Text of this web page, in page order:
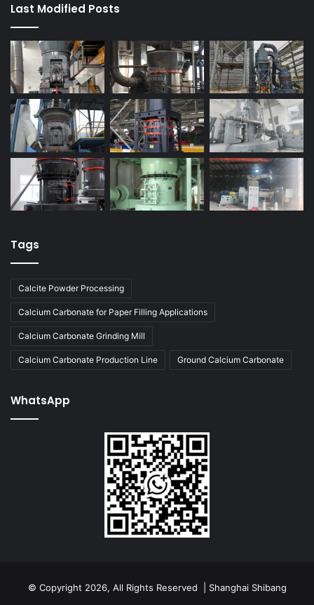
Last Modified Posts
Tags
Calcite Powder Processing
Calcium Carbonate for Paper Filling Applications
Calcium Carbonate Grinding Mill
Calcium Carbonate Production Line Ground Calcium Carbonate
WhatsApp
© Copyright 2026, All Rights Reserved | Shanghai Shibang